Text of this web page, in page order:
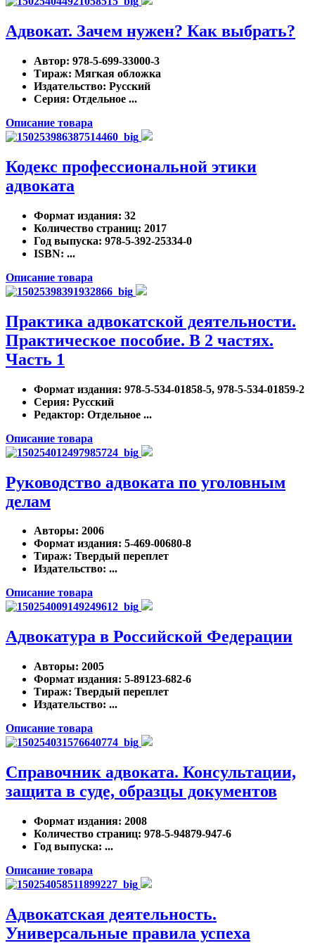
Адвокат. Зачем нужен? Как выбрать?
Автор: 978-5-699-33000-3
Тираж: Мягкая обложка
Издательство: Русский
Серия: Отдельное ...
Описание товара
Кодекс профессиональной этики
адвоката
Формат издания: 32
Количество страниц: 2017
Год выпуска: 978-5-392-25334-0
ISBN: ...
Описание товара
Практика адвокатской деятельности.
Практическое пособие. В 2 частях.
Часть 1
Формат издания: 978-5-534-01858-5, 978-5-534-01859-2
Серия: Русский
Редактор: Отдельное ...
Описание товара
Руководство адвоката по уголовным
делам
Авторы: 2006
Формат издания: 5-469-00680-8
Тираж: Твердый переплет
Издательство: ...
Описание товара
Адвокатура в Российской Федерации
Авторы: 2005
Формат издания: 5-89123-682-6
Тираж: Твердый переплет
Издательство: ...
Описание товара
Справочник адвоката. Консультации,
защита в суде, образцы документов
Формат издания: 2008
Количество страниц: 978-5-94879-947-6
Год выпуска: ...
Описание товара
Адвокатская деятельность.
Универсальные правила успеха